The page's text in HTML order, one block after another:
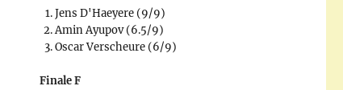
Jens D'Haeyere (9/9)
Amin Ayupov (6.5/9)
Oscar Verscheure (6/9)
Finale F